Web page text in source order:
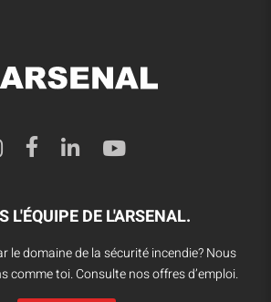
L'ÉQUIPE DE L'ARSENAL.
le domaine de la sécurité incendie? Nous
comme toi. Consulte nos offres d’emploi.